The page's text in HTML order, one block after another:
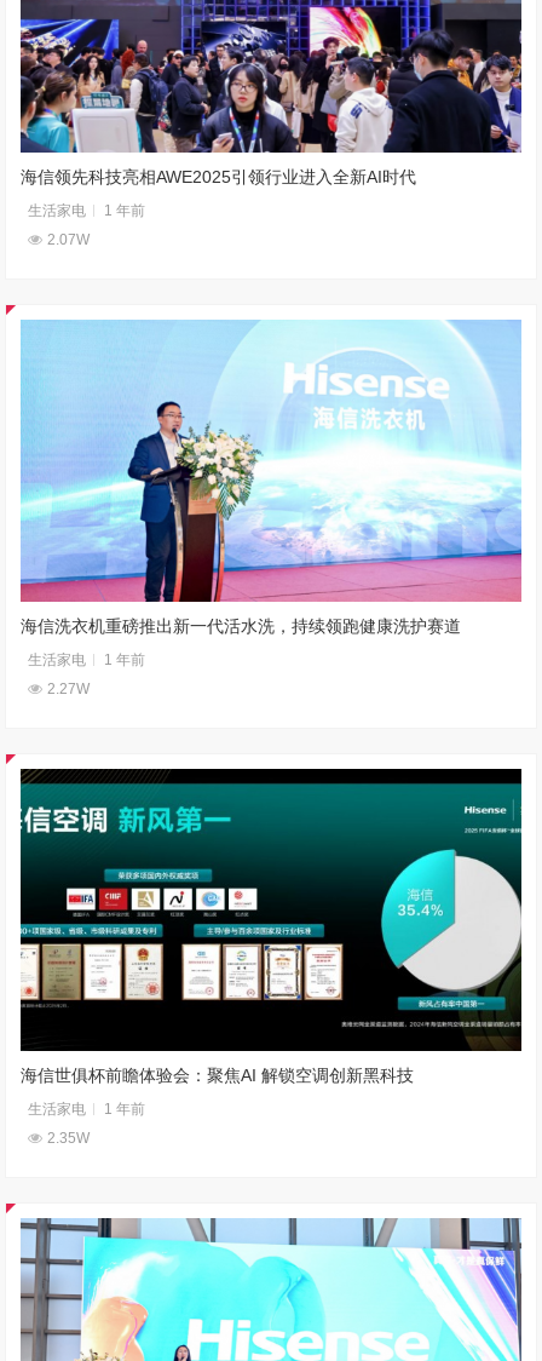
海信领先科技亮相AWE2025引领行业进入全新AI时代
生活家电
1 年前
2.07W
海信洗衣机重磅推出新一代活水洗，持续领跑健康洗护赛道
生活家电
1 年前
2.27W
海信世俱杯前瞻体验会：聚焦AI 解锁空调创新黑科技
生活家电
1 年前
2.35W